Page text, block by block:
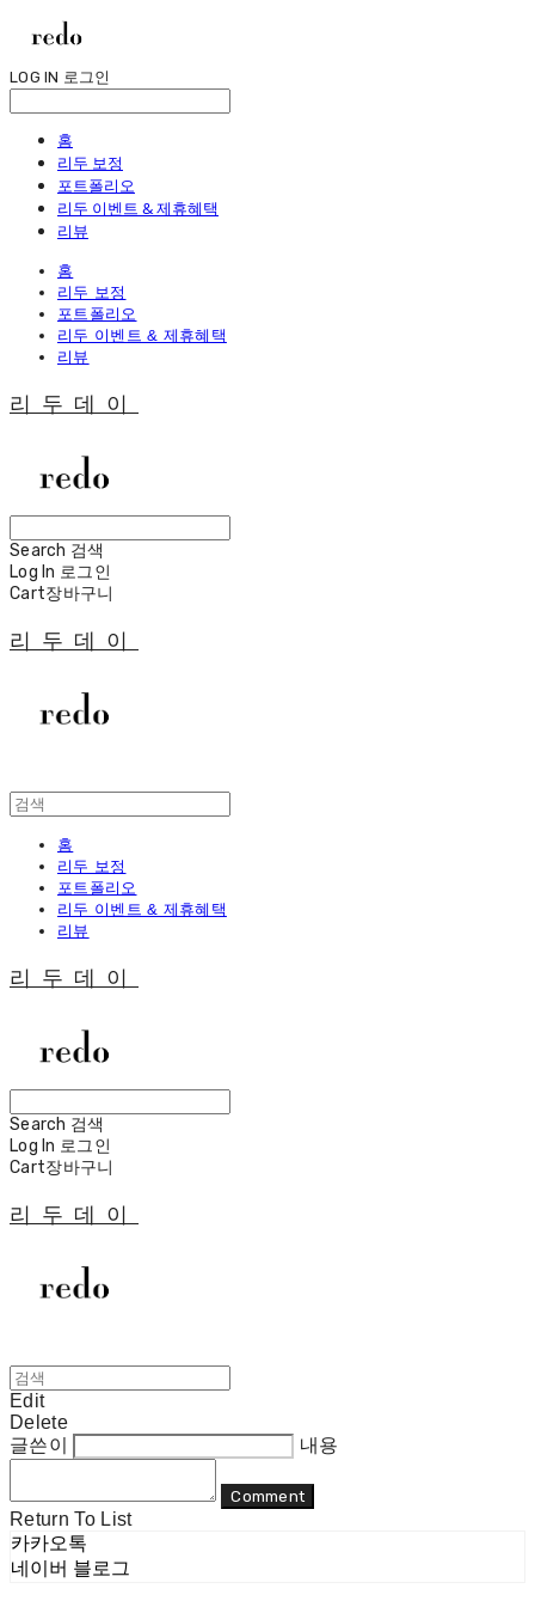
LOG IN 로그인
홈
리두 보정
포트폴리오
리두 이벤트 & 제휴혜택
리뷰
홈
리두 보정
포트폴리오
리두 이벤트 & 제휴혜택
리뷰
리두데이
Search 검색
Log In 로그인
Cart장바구니
리두데이
홈
리두 보정
포트폴리오
리두 이벤트 & 제휴혜택
리뷰
리두데이
Search 검색
Log In 로그인
Cart장바구니
리두데이
Edit
Delete
글쓴이
내용
Comment
Return To List
카카오톡
네이버 블로그